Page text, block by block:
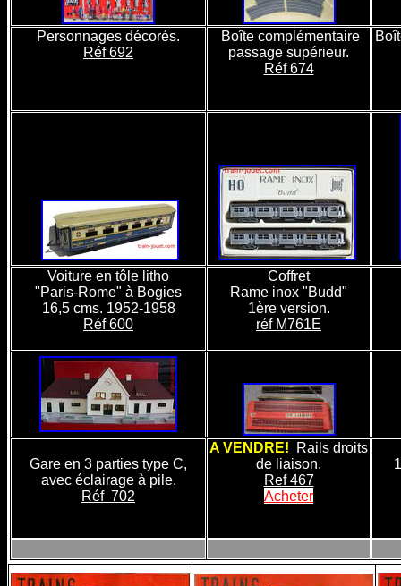
Personnages décorés.
Réf 692
Boîte complémentaire
passage supérieur.
Réf 674
Voiture en tôle litho
"Paris-Rome" à Bogies
16,5 cms. 1952-1958
Réf 600
Coffret
Rame inox "Budd"
1ère version.
réf M761E
Gare en 3 parties type C,
avec éclairage à pile.
Réf 702
A VENDRE!
Rails droits
de liaison.
Ref 467
Acheter